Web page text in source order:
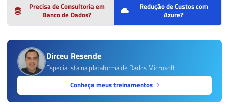
Precisa de Consultoria em
Banco de Dados?
Redução de Custos com
Azure?
Dirceu Resende
Especialista na plataforma de Dados Microsoft
Conheça meus treinamentos